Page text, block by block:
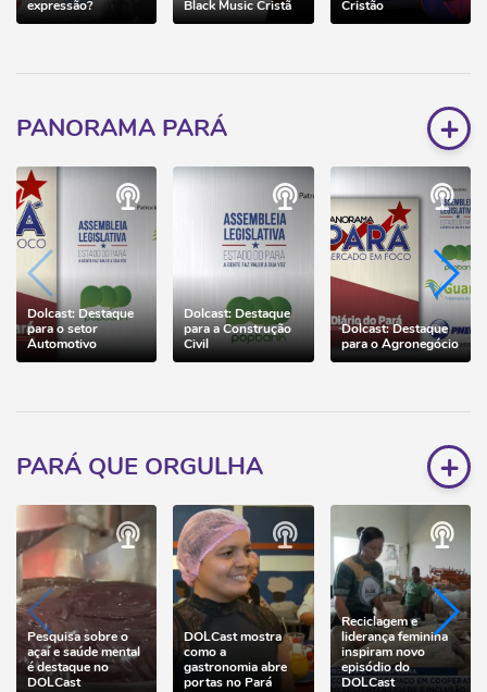
expressão? Black Music Cristã Cristão
PANORAMA PARÁ +
Dolcast: Destaque
para o setor
Automotivo
Dolcast: Destaque
para a Construção
Civil
Dolcast: Destaque
para o Agronegócio
PARÁ QUE ORGULHA +
Pesquisa sobre o
açaí e saúde mental
é destaque no
DOLCast
DOLCast mostra
como a
gastronomia abre
portas no Pará
Reciclagem e
liderança feminina
inspiram novo
episódio do
DOLCast